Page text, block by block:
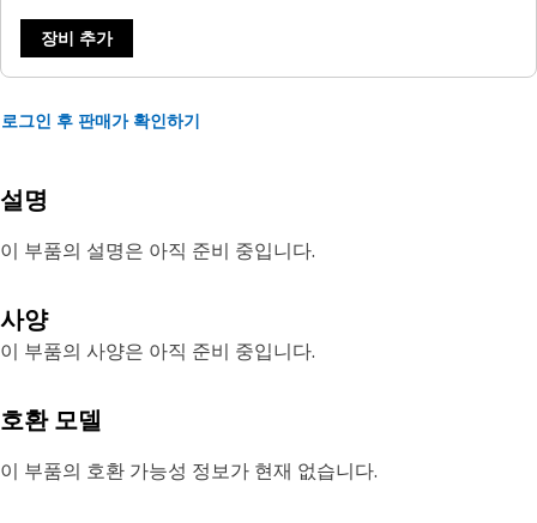
장비 추가
로그인 후 판매가 확인하기
설명
이 부품의 설명은 아직 준비 중입니다.
사양
이 부품의 사양은 아직 준비 중입니다.
호환 모델
이 부품의 호환 가능성 정보가 현재 없습니다.